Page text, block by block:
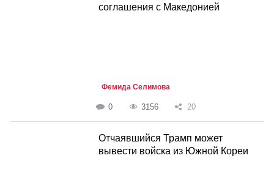
соглашения с Македонией
Фемида Селимова
0 3156 20
Отчаявшийся Трамп может
вывести войска из Южной Кореи